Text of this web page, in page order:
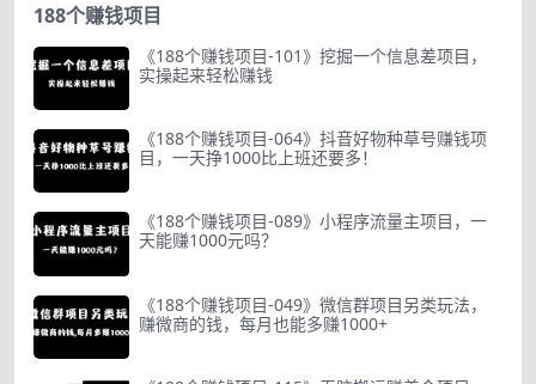
188个赚钱项目
《188个赚钱项目-101》挖掘一个信息差项目，
实操起来轻松赚钱
《188个赚钱项目-064》抖音好物种草号赚钱项
目，一天挣1000比上班还要多！
《188个赚钱项目-089》小程序流量主项目，一
天能赚1000元吗？
《188个赚钱项目-049》微信群项目另类玩法，
赚微商的钱，每月也能多赚1000+